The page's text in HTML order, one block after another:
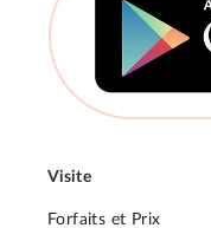
Visite
Forfaits et Prix